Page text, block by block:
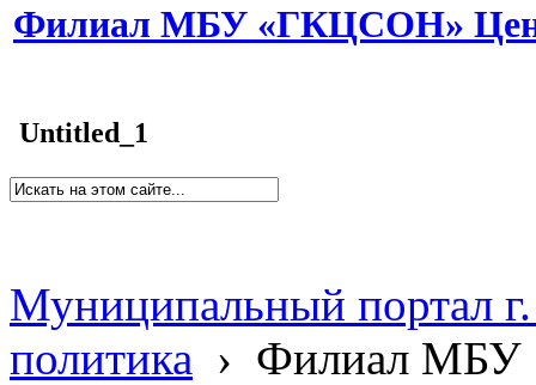
Филиал МБУ «ГКЦСОН»
Untitled_1
Муниципальный портал
политика › Филиал МБУ